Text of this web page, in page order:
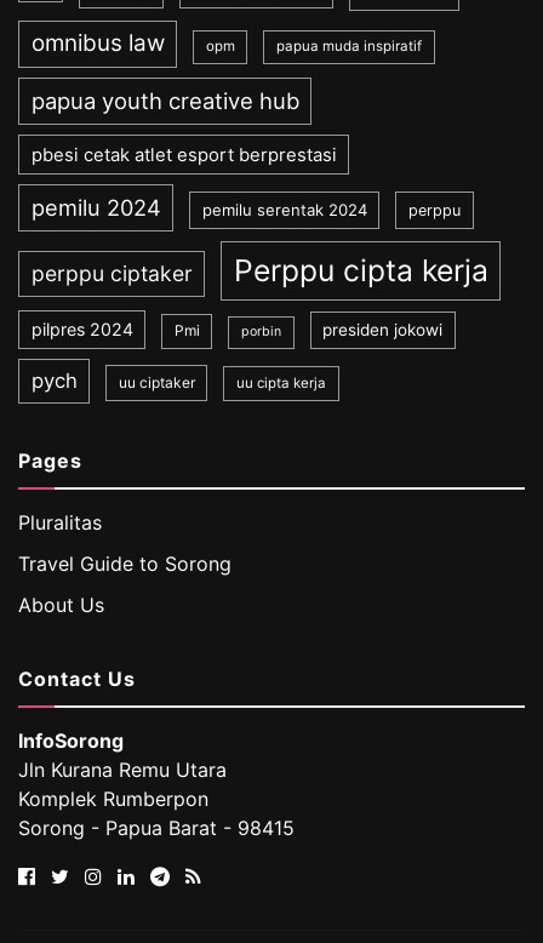
omnibus law opm papua muda inspiratif
papua youth creative hub
pbesi cetak atlet esport berprestasi
pemilu 2024 pemilu serentak 2024 perppu
perppu ciptaker Perppu cipta kerja
pilpres 2024 Pmi porbin presiden jokowi
pych uu ciptaker uu cipta kerja
Pages
Pluralitas
Travel Guide to Sorong
About Us
Contact Us
InfoSorong
Jln Kurana Remu Utara
Komplek Rumberpon
Sorong - Papua Barat - 98415